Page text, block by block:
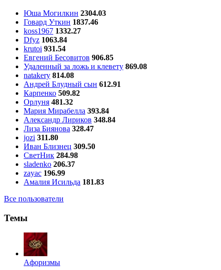
Юша Могилкин 2304.03
Говард Уткин 1837.46
koss1967 1332.27
Dfyz 1063.84
krutoi 931.54
Евгений Бесовитов 906.85
Удаленный за ложь и клевету 869.08
natakery 814.08
Андрей Блудный сын 612.91
Карпенко 509.82
Орлуня 481.32
Мария Мирабелла 393.84
Александр Лириков 348.84
Лиза Биянова 328.47
jozi 311.80
Иван Близнец 309.50
СветНик 284.98
sladenko 206.37
zayac 196.99
Амалия Исильда 181.83
Все пользователи
Темы
Aфоризмы